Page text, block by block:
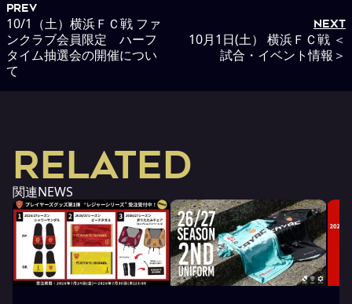
PREV
10/1（土）横浜ＦＣ戦 ファ
ンクラブ会員限定 ハーフ
タイム抽選会の開催につい
て
NEXT
10月1日(土） 横浜ＦＣ戦 ＜
試合・イベント情報＞
RELATED
関連NEWS